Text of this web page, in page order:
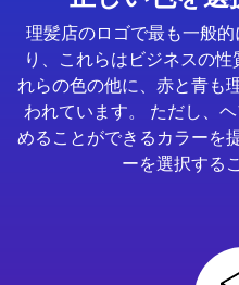
理髪店のロゴで最も一般
り、これらはビジネスの
れらの色の他に、赤と青も
われています。 ただし、
めることができるカラーを
ーを選択する